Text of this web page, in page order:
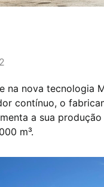
na nova tecnologia
contínuo, o
a sua produção
m³.